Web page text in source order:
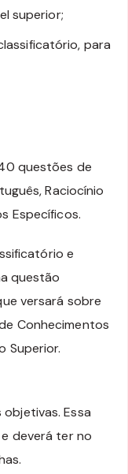
superior;
para
questões de
Raciocínio
Específicos.
e
questão
versará sobre
Conhecimentos
Superior.
Essa
deverá ter no